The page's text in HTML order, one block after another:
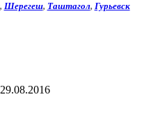
, Шерегеш, Таштагол, Гурьевск
29.08.2016